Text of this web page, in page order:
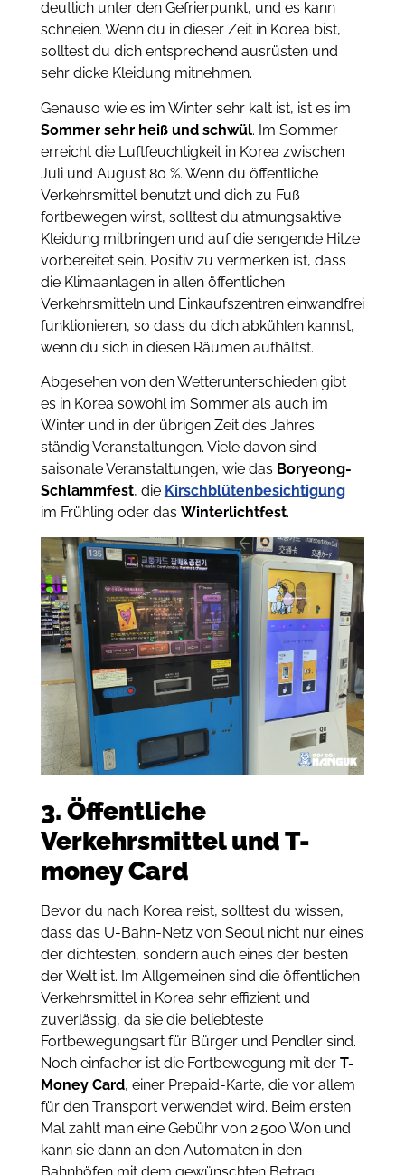
deutlich unter den Gefrierpunkt, und es kann
schneien. Wenn du in dieser Zeit in Korea bist,
solltest du dich entsprechend ausrüsten und
sehr dicke Kleidung mitnehmen.
Genauso wie es im Winter sehr kalt ist, ist es im
Sommer sehr heiß und schwül. Im Sommer
erreicht die Luftfeuchtigkeit in Korea zwischen
Juli und August 80 %. Wenn du öffentliche
Verkehrsmittel benutzt und dich zu Fuß
fortbewegen wirst, solltest du atmungsaktive
Kleidung mitbringen und auf die sengende Hitze
vorbereitet sein. Positiv zu vermerken ist, dass
die Klimaanlagen in allen öffentlichen
Verkehrsmitteln und Einkaufszentren einwandfrei
funktionieren, so dass du dich abkühlen kannst,
wenn du sich in diesen Räumen aufhältst.
Abgesehen von den Wetterunterschieden gibt
es in Korea sowohl im Sommer als auch im
Winter und in der übrigen Zeit des Jahres
ständig Veranstaltungen. Viele davon sind
saisonale Veranstaltungen, wie das Boryeong-
Schlammfest, die Kirschblütenbesichtigung
im Frühling oder das Winterlichtfest.
3. Öffentliche
Verkehrsmittel und T-
money Card
Bevor du nach Korea reist, solltest du wissen,
dass das U-Bahn-Netz von Seoul nicht nur eines
der dichtesten, sondern auch eines der besten
der Welt ist. Im Allgemeinen sind die öffentlichen
Verkehrsmittel in Korea sehr effizient und
zuverlässig, da sie die beliebteste
Fortbewegungsart für Bürger und Pendler sind.
Noch einfacher ist die Fortbewegung mit der T-
Money Card, einer Prepaid-Karte, die vor allem
für den Transport verwendet wird. Beim ersten
Mal zahlt man eine Gebühr von 2.500 Won und
kann sie dann an den Automaten in den